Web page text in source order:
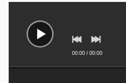
Mot de passe *
Lecteur
00:00/ 00:00